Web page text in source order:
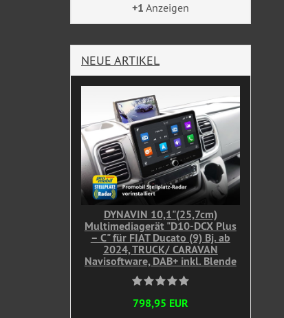
+1 Anzeigen
NEUE ARTIKEL
DYNAVIN 10,1"(25,7cm)
Multimediagerät "D10-DCX Plus
– C" für FIAT Ducato (9) Bj. ab
2024, TRUCK/ CARAVAN
Navisoftware, DAB+ inkl. Blende
798,95 EUR